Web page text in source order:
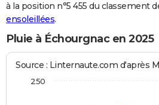
à la position n°5 455 du classement
ensoleillées.
Pluie à Échourgnac en 2025
Source : Linternaute.com d'après
250